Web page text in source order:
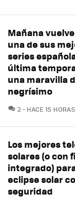
Mañana
una de sus
series
última
una maravilla
negrísimo
2 COMENTARIOS
HACE 15 HORAS
Los mejores
solares (o con
integrado)
eclipse solar
seguridad